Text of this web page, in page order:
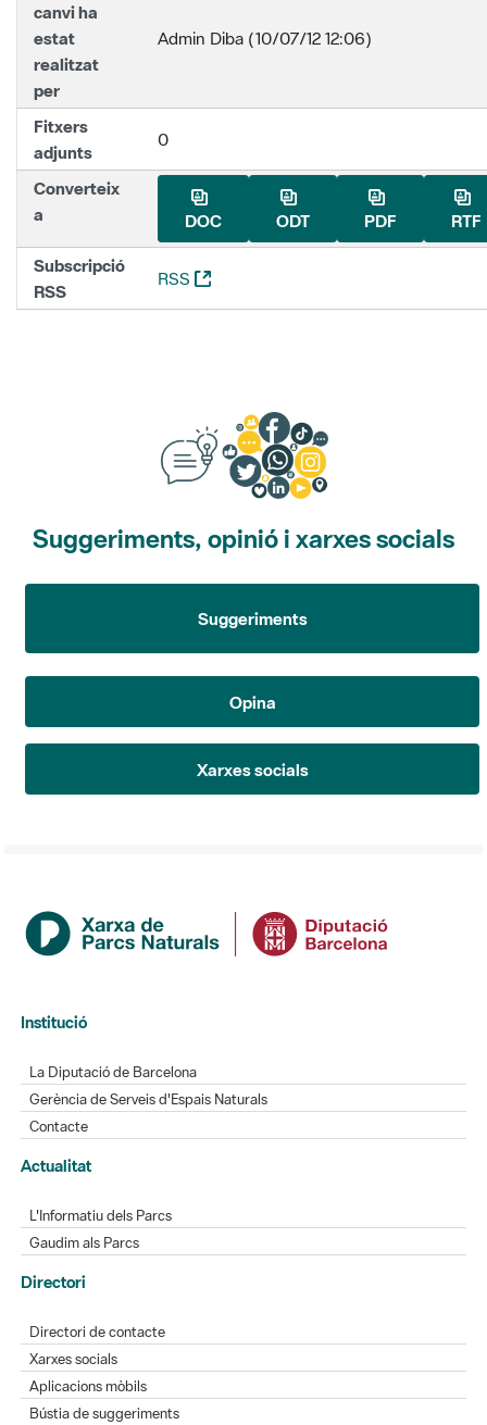
canvi ha
estat
realitzat
per
Admin Diba (10/07/12 12:06)
Fitxers
adjunts
0
Converteix
a
DOC ODT PDF RTF
Subscripció
RSS
RSS (Obre una nova finestra)
Suggeriments, opinió i xarxes socials
Suggeriments
Opina
Xarxes socials
Institució
La Diputació de Barcelona
Gerència de Serveis d'Espais Naturals
Contacte
Actualitat
L'Informatiu dels Parcs
Gaudim als Parcs
Directori
Directori de contacte
Xarxes socials
Aplicacions mòbils
Bústia de suggeriments